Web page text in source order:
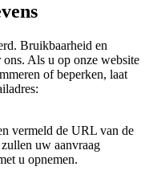
Bruikbaarheid en
Als u op onze website
of beperken, laat
vermeld de URL van de
uw aanvraag
u opnemen.